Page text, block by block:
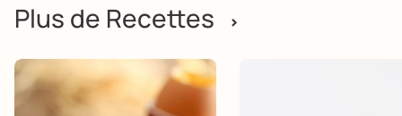
Plus de Recettes >